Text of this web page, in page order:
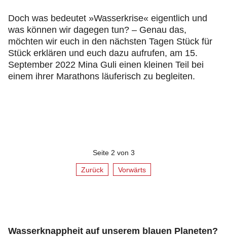
Doch was bedeutet »Wasserkrise« eigentlich und
was können wir dagegen tun? – Genau das,
möchten wir euch in den nächsten Tagen Stück für
Stück erklären und euch dazu aufrufen, am 15.
September 2022 Mina Guli einen kleinen Teil bei
einem ihrer Marathons läuferisch zu begleiten.
Seite 2 von 3
Zurück Vorwärts
Wasserknappheit auf unserem blauen Planeten?